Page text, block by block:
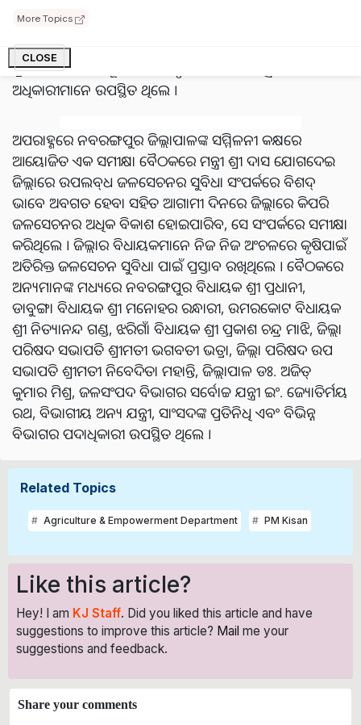
More Topics
CLOSE
ବାଙ୍ଗଲାଗୁଡା ବ୍ୟାରେଜ୍ ପରିଦର୍ଶନ କରିଥିଲେ । ଏହିସବୁ
ଜଳସେଚନ ପ୍ରକଳ୍ପ ପରିଦର୍ଶନ ସମୟରେ ମାନ୍ୟବର ମନ୍ତ୍ରୀଙ୍କ ସହିତ
ନବରଙ୍ଗପୁର ବିଧାୟକ ଶ୍ରୀ ସଦାଶିବ ପ୍ରଧାନୀ, ଅତିରିକ୍ତ ଜିଲ୍ଲାପାଳ
ଶ୍ରୀ ନିମାଇଁ ଚରଣ ସୂତାର ଓ ସଂପୃକ୍ତ ବିଭାଗୀୟ ଯନ୍ତ୍ରୀ ଓ
ଅଧିକାରୀମାନେ ଉପସ୍ଥିତ ଥିଲେ ।
ଅପରାହ୍ଣରେ ନବରଙ୍ଗପୁର ଜିଲ୍ଲାପାଳଙ୍କ ସମ୍ମିଳନୀ କକ୍ଷରେ
ଆୟୋଜିତ ଏକ ସମୀକ୍ଷା ବୈଠକରେ ମନ୍ତ୍ରୀ ଶ୍ରୀ ଦାସ ଯୋଗଦେଇ
ଜିଲ୍ଲାରେ ଉପଲବ୍‌ଧ ଜଳସେଚନର ସୁବିଧା ସଂପର୍କରେ ବିଶଦ୍
ଭାବେ ଅବଗତ ହେବା ସହିତ ଆଗାମୀ ଦିନରେ ଜିଲ୍ଲାରେ କିପରି
ଜଳସେଚନର ଅଧିକ ବିକାଶ ହୋଇପାରିବ, ସେ ସଂପର୍କରେ ସମୀକ୍ଷା
କରିଥିଲେ । ଜିଲ୍ଲାର ବିଧାୟକମାନେ ନିଜ ନିଜ ଅଂଚଳରେ କୃଷିପାଇଁ
ଅତିରିକ୍ତ ଜଳସେଚନ ସୁବିଧା ପାଇଁ ପ୍ରସ୍ତାବ ରଖିଥିଲେ । ବୈଠକରେ
ଅନ୍ୟମାନଙ୍କ ମଧ୍ୟରେ ନବରଙ୍ଗପୁର ବିଧାୟକ ଶ୍ରୀ ପ୍ରଧାନୀ,
ଡାବୁଙ୍ଗା ବିଧାୟକ ଶ୍ରୀ ମନୋହର ରନ୍ଧାରୀ, ଉମରକୋଟ ବିଧାୟକ
ଶ୍ରୀ ନିତ୍ୟାନନ୍ଦ ଗଣ୍ଡ, ଝରିଗାଁ ବିଧାୟକ ଶ୍ରୀ ପ୍ରକାଶ ଚନ୍ଦ୍ର ମାଝି, ଜିଲ୍ଲା
ପରିଷଦ ସଭାପତି ଶ୍ରୀମତୀ ଭଗବତୀ ଭତ୍ରା, ଜିଲ୍ଲା ପରିଷଦ ଉପ
ସଭାପତି ଶ୍ରୀମତୀ ନିବେଦିତା ମହାନ୍ତି, ଜିଲ୍ଲାପାଳ ଡଃ. ଅଜିତ୍
କୁମାର ମିଶ୍ର, ଜଳସଂପଦ ବିଭାଗର ସର୍ବୋଚ୍ଚ ଯନ୍ତ୍ରୀ ଇଂ. ଜ୍ୟୋତିର୍ମୟ
ରଥ, ବିଭାଗୀୟ ଅନ୍ୟ ଯନ୍ତ୍ରୀ, ସାଂସଦଙ୍କ ପ୍ରତିନିଧି ଏବଂ ବିଭିନ୍ନ
ବିଭାଗର ପଦାଧିକାରୀ ଉପସ୍ଥିତ ଥିଲେ ।
Related Topics
Agriculture & Empowerment Department PM Kisan
Like this article?
Hey! I am KJ Staff. Did you liked this article and have
suggestions to improve this article? Mail me your
suggestions and feedback.
Share your comments